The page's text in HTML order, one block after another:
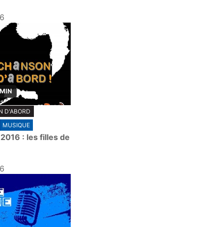
D'ABORD
MUSIQUE
: les filles de